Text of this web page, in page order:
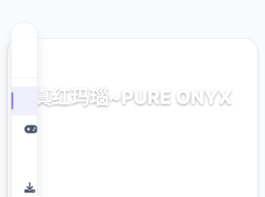
真红玛瑙~PURE ONYX
官网，官方中文，中文下载，免费安全下载，